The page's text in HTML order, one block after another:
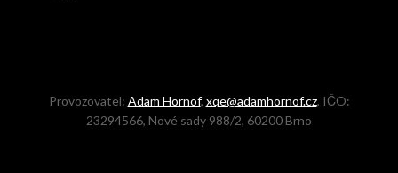
Provozovatel: Adam Hornof, xqe@adamhornof.cz, IČO:
23294566, Nové sady 988/2, 60200 Brno